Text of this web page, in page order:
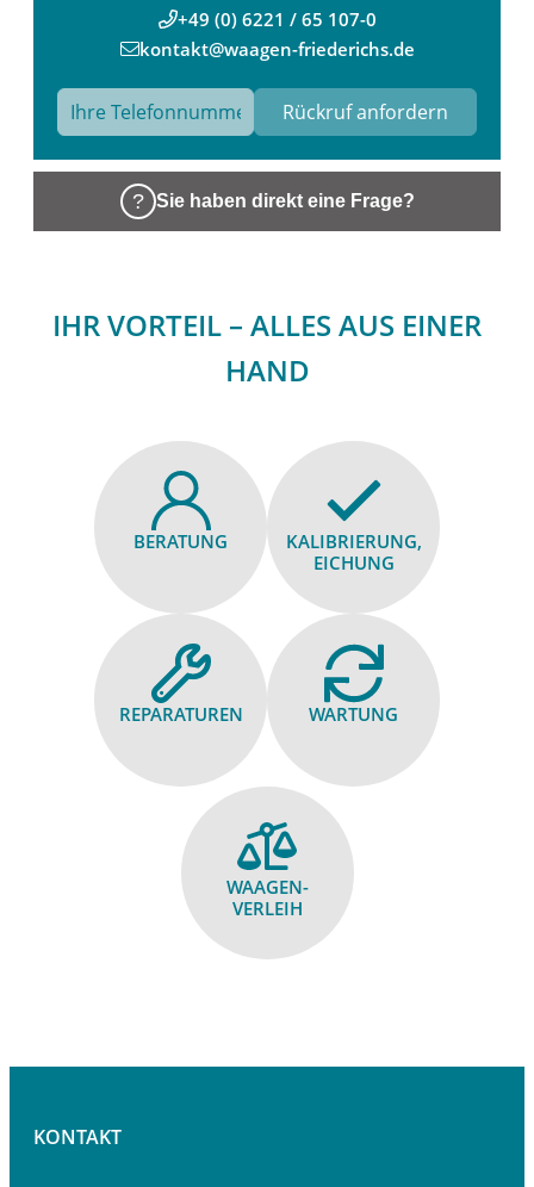
+49 (0) 6221 / 65 107-0
kontakt@waagen-friederichs.de
Sie haben direkt eine Frage?
IHR VORTEIL – ALLES AUS EINER
HAND
BERATUNG
KALIBRIE­RUNG,
EICHUNG
REPARA­TUREN WARTUNG
WAAGEN­
VERLEIH
KONTAKT